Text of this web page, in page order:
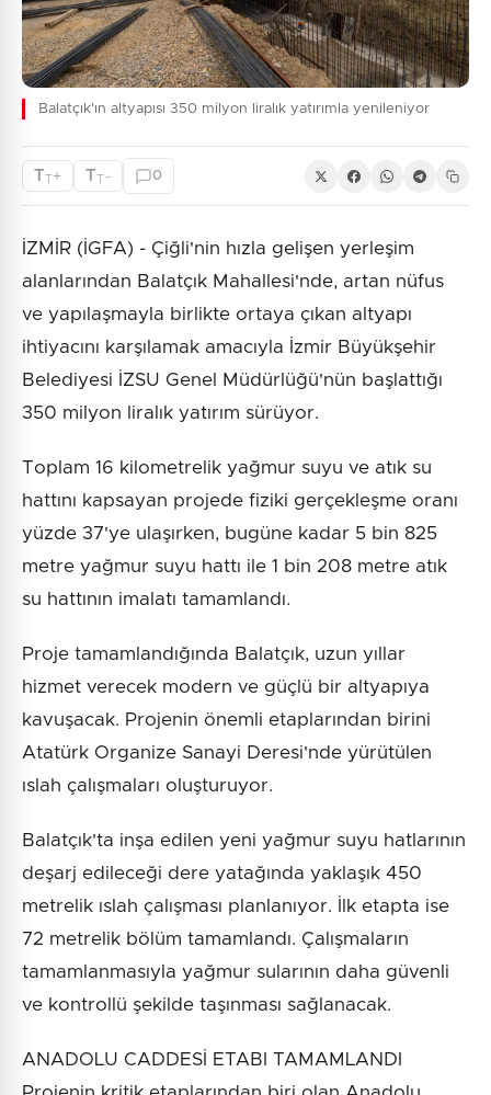
Balatçık'ın altyapısı 350 milyon liralık yatırımla yenileniyor
TT+ TT - 0
İZMİR (İGFA) - Çiğli'nin hızla gelişen yerleşim
alanlarından Balatçık Mahallesi'nde, artan nüfus
ve yapılaşmayla birlikte ortaya çıkan altyapı
ihtiyacını karşılamak amacıyla İzmir Büyükşehir
Belediyesi İZSU Genel Müdürlüğü'nün başlattığı
350 milyon liralık yatırım sürüyor.
Toplam 16 kilometrelik yağmur suyu ve atık su
hattını kapsayan projede fiziki gerçekleşme oranı
yüzde 37'ye ulaşırken, bugüne kadar 5 bin 825
metre yağmur suyu hattı ile 1 bin 208 metre atık
su hattının imalatı tamamlandı.
Proje tamamlandığında Balatçık, uzun yıllar
hizmet verecek modern ve güçlü bir altyapıya
kavuşacak. Projenin önemli etaplarından birini
Atatürk Organize Sanayi Deresi'nde yürütülen
ıslah çalışmaları oluşturuyor.
Balatçık'ta inşa edilen yeni yağmur suyu hatlarının
deşarj edileceği dere yatağında yaklaşık 450
metrelik ıslah çalışması planlanıyor. İlk etapta ise
72 metrelik bölüm tamamlandı. Çalışmaların
tamamlanmasıyla yağmur sularının daha güvenli
ve kontrollü şekilde taşınması sağlanacak.
ANADOLU CADDESİ ETABI TAMAMLANDI